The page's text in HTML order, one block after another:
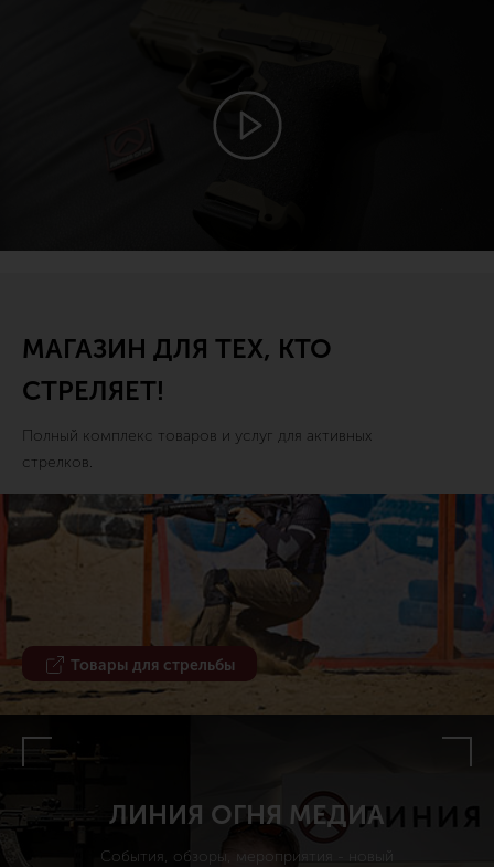
ЛИНИЯ ОГНЯ МЕДИА
События, обзоры, мероприятия - новый
МАГАЗИН ДЛЯ ТЕХ, КТО
СТРЕЛЯЕТ!
Полный комплекс товаров и услуг для активных
стрелков.
Товары для стрельбы